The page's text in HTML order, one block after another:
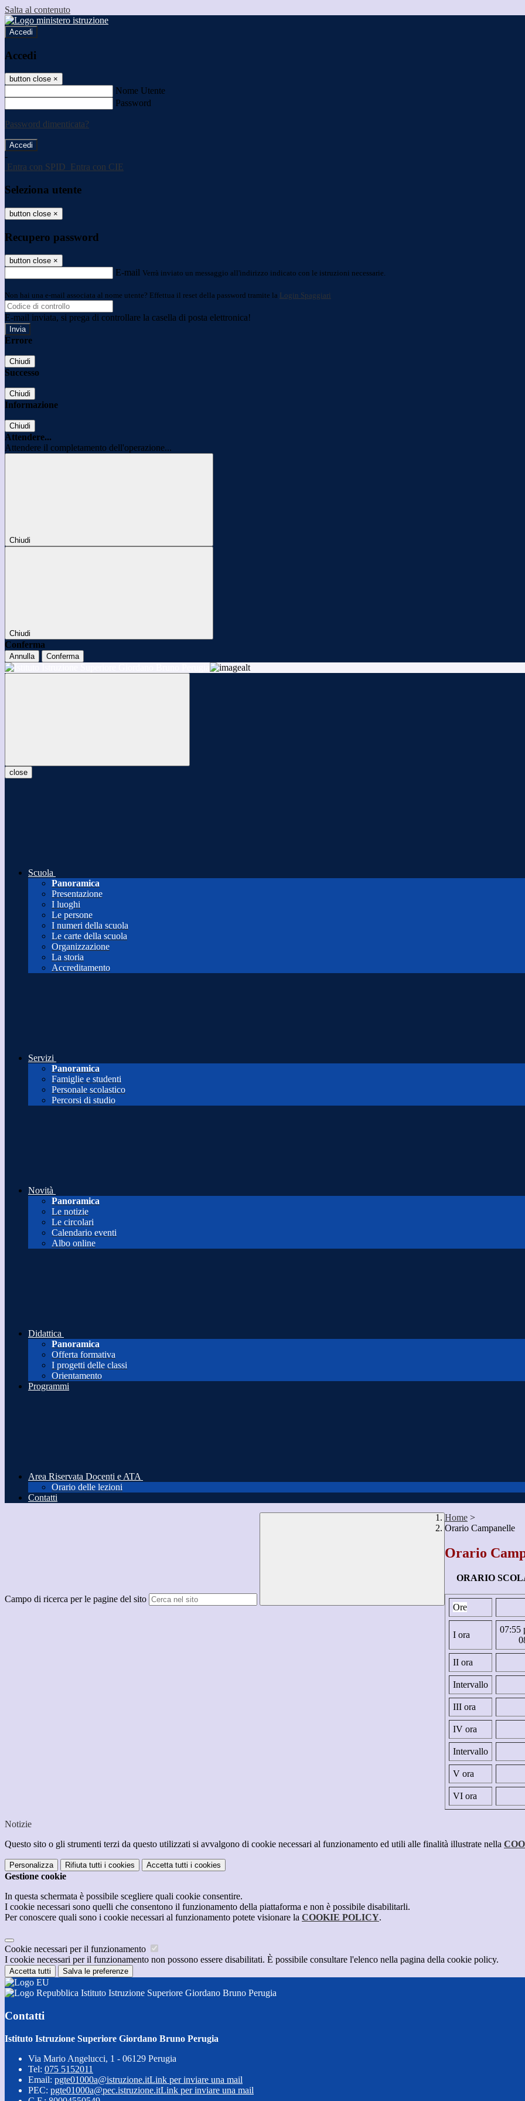
Salta al contenuto
Accedi
Accedi
button close ×
Nome Utente
Password
Password dimenticata?
-
Entra con SPID Entra con CIE
Seleziona utente
button close ×
Recupero password
button close ×
E-mail Verrà inviato un messaggio all'indirizzo indicato con le istruzioni necessarie.
Non hai una e-mail associata al nome utente? Effettua il reset della password tramite la Login Spaggiari
E-mail inviata, si prega di controllare la casella di posta elettronica!
Errore
Chiudi
Successo
Chiudi
Informazione
Chiudi
Attendere...
Attendere il completamento dell'operazione...
Chiudi
Chiudi
Conferma
Annulla Conferma
close
Scuola
Panoramica
Presentazione
I luoghi
Le persone
I numeri della scuola
Le carte della scuola
Organizzazione
La storia
Accreditamento
Servizi
Panoramica
Famiglie e studenti
Personale scolastico
Percorsi di studio
Novità
Panoramica
Le notizie
Le circolari
Calendario eventi
Albo online
Didattica
Panoramica
Offerta formativa
I progetti delle classi
Orientamento
Programmi
Area Riservata Docenti e ATA
Orario delle lezioni
Contatti
Campo di ricerca per le pagine del sito
Home >
Orario Campanelle
Orario
ORARIO
Ore
I ora
07:55
II ora
Intervallo
III ora
IV ora
Intervallo
V ora
VI ora
Notizie
Questo sito o gli strumenti terzi da questo utilizzati si avvalgono di cookie necessari al funzionamento ed utili alle finalità illustrate nella
Personalizza Rifiuta tutti i cookies Accetta tutti i cookies
Gestione cookie
In questa schermata è possibile scegliere quali cookie consentire.
I cookie necessari sono quelli che consentono il funzionamento della piattaforma e non è possibile disabilitarli.
Per conoscere quali sono i cookie necessari al funzionamento potete visionare la COOKIE POLICY.
Cookie necessari per il funzionamento
I cookie necessari per il funzionamento non possono essere disabilitati. È possibile consultare l'elenco nella pagina della cookie policy.
Accetta tutti Salva le preferenze
Istituto Istruzione Superiore Giordano Bruno Perugia
Contatti
Istituto Istruzione Superiore Giordano Bruno Perugia
Via Mario Angelucci, 1 - 06129 Perugia
Tel: 075 5152011
Email: pgte01000a@istruzione.itLink per inviare una mail
PEC: pgte01000a@pec.istruzione.itLink per inviare una mail